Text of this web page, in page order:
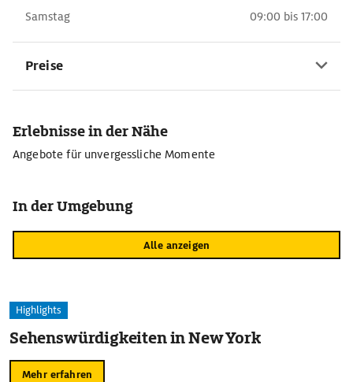
Samstag 09:00 bis 17:00
Preise
Erlebnisse in der Nähe
Angebote für unvergessliche Momente
In der Umgebung
Alle anzeigen
Highlights
Sehenswürdigkeiten in New York
Mehr erfahren